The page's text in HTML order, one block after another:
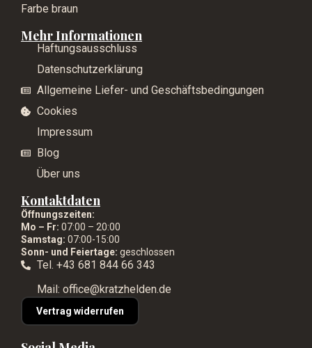
Farbe braun
Mehr Informationen
Haftungsausschluss
Datenschutzerklärung
Allgemeine Liefer- und Geschäftsbedingungen
Cookies
Impressum
Blog
Über uns
Kontaktdaten
Öffnungszeiten:
Mo – Fr: 07:00 – 20:00
Samstag: 07:00-15:00
Sonn- und Feiertage: geschlossen
Tel. +43 681 844 66 343
Mail: office@kratzhelden.de
Vertrag widerrufen